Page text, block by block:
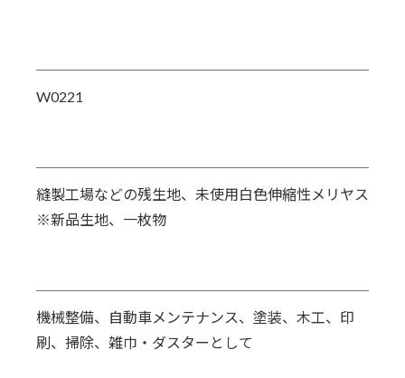
W0221
縫製工場などの残生地、未使用白色伸縮性メリヤス
※新品生地、一枚物
機械整備、自動車メンテナンス、塗装、木工、印
刷、掃除、雑巾・ダスターとして